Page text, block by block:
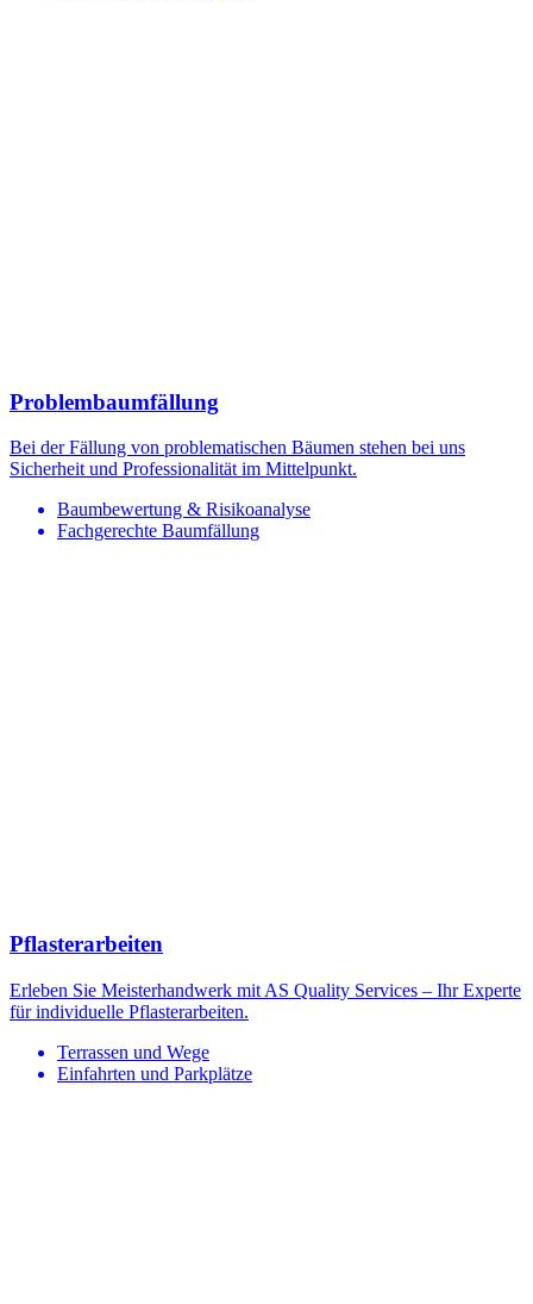
Problembaumfällung
Bei der Fällung von problematischen Bäumen stehen bei uns
Sicherheit und Professionalität im Mittelpunkt.
Baumbewertung & Risikoanalyse
Fachgerechte Baumfällung
Pflasterarbeiten
Erleben Sie Meisterhandwerk mit AS Quality Services – Ihr Experte
für individuelle Pflasterarbeiten.
Terrassen und Wege
Einfahrten und Parkplätze